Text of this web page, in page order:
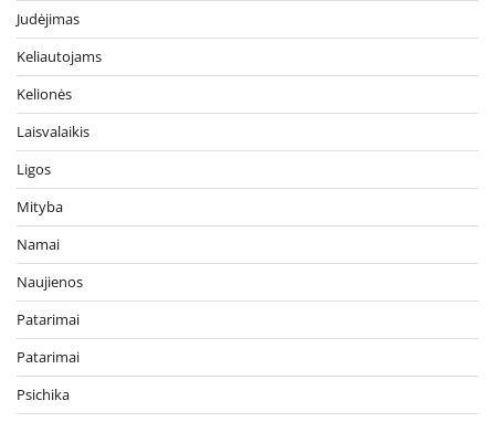
Judėjimas
Keliautojams
Kelionės
Laisvalaikis
Ligos
Mityba
Namai
Naujienos
Patarimai
Patarimai
Psichika